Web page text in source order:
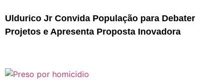
Uldurico Jr Convida População para Debater
Projetos e Apresenta Proposta Inovadora